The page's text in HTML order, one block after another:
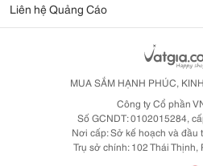
Liên hệ Quảng Cáo
MUA SẮM HẠNH PHÚC,
Công ty Cổ phần
Số GCNDT: 0102015284,
Nơi cấp: Sở kế hoạch và đầu
Trụ sở chính: 102 Thái Thịnh,